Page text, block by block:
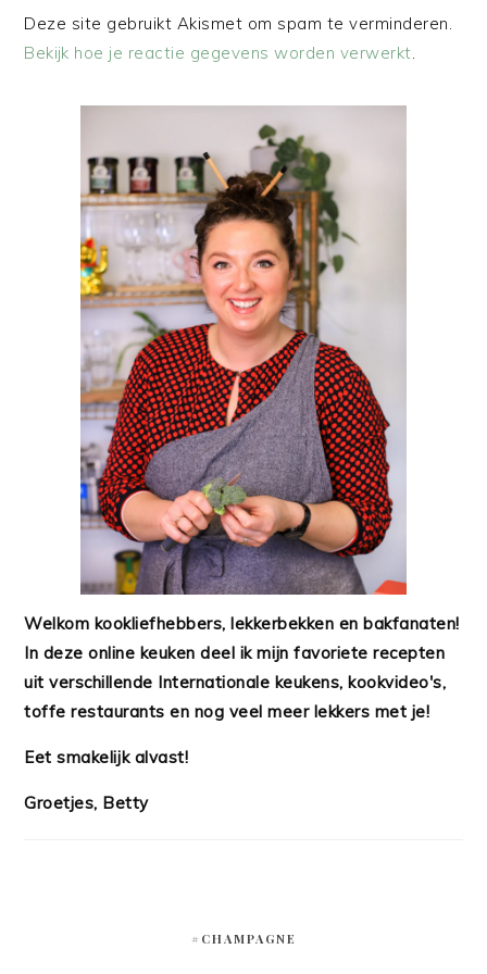
Deze site gebruikt Akismet om spam te verminderen.
Bekijk hoe je reactie gegevens worden verwerkt.
Welkom kookliefhebbers, lekkerbekken en bakfanaten!
In deze online keuken deel ik mijn favoriete recepten
uit verschillende Internationale keukens, kookvideo's,
toffe restaurants en nog veel meer lekkers met je!
Eet smakelijk alvast!
Groetjes, Betty
#CHAMPAGNE